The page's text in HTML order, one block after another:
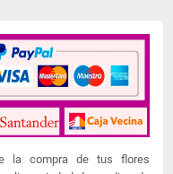
la compra de tus flores